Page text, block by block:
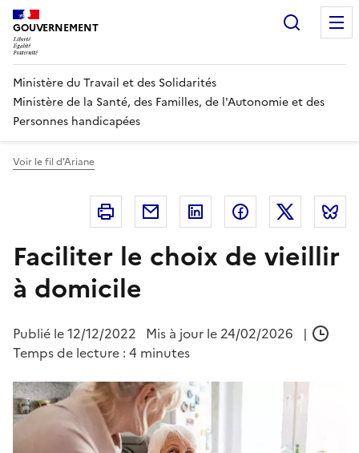
Panneau de gestion des cookies
GOUVERNEMENT
Ministère du Travail et des Solidarités
Ministère de la Santé, des Familles, de l'Autonomie et des
Personnes handicapées
Voir le fil d'Ariane
Imprimer Courriel Linkedin FacebookTwitter
Faciliter le choix de vieillir
à domicile
Publié le12/12/2022 Mis à jour le 24/02/2026
|
Temps de lecture : 4 minutes